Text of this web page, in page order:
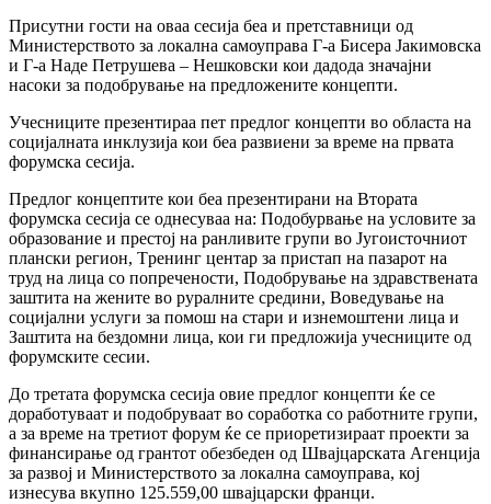
Присутни гости на оваа сесија беа и претставници од
Министерството за локална самоуправа Г-а Бисера Јакимовска
и Г-а Наде Петрушева – Нешковски кои дадода значајни
насоки за подобрување на предложените концепти.
Учесниците презентираа пет предлог концепти во областа на
социјалната инклузија кои беа развиени за време на првата
форумска сесија.
Предлог концептите кои беа презентирани на Втората
форумска сесија се однесуваа на: Подобурвање на условите за
образование и престој на ранливите групи во Југоисточниот
плански регион, Tренинг центар за пристап на пазарот на
труд на лица со попречености, Подобрување на здравствената
заштита на жените во руралните средини, Воведување на
социјални услуги за помош на стари и изнемоштени лица и
Заштита на бездомни лица, кои ги предложија учесниците од
форумските сесии.
До третата форумска сесија овие предлог концепти ќе се
доработуваат и подобруваат во соработка со работните групи,
а за време на третиот форум ќе се приоретизираат проекти за
финансирање од грантот обезбеден од Швајцарската Агенција
за развој и Министерството за локална самоуправа, кој
изнесува вкупно 125.559,00 швајцарски франци.